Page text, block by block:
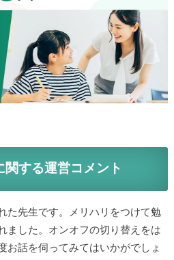
する運営コメント
た先生です。メリハリをつけて勉
ました。オンオフの切り替えをは
お話を伺ってみてはいかがでしょ